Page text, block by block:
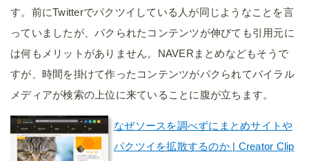
す。前にTwitterでパクツイしている人が同じようなことを言
っていましたが、パクられたコンテンツが伸びても引用元に
は何もメリットがありません。NAVERまとめなどもそうで
すが、時間を掛けて作ったコンテンツがパクられてバイラル
メディアが検索の上位に来ていることに腹が立ちます。
なぜソースを調べずにまとめサイトや
パクツイを拡散するのか | Creator Clip